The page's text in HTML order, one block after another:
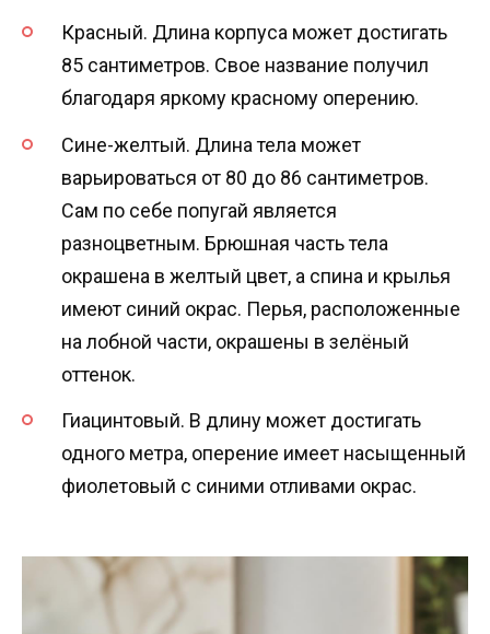
Красный. Длина корпуса может достигать
85 сантиметров. Свое название получил
благодаря яркому красному оперению.
Сине-желтый. Длина тела может
варьироваться от 80 до 86 сантиметров.
Сам по себе попугай является
разноцветным. Брюшная часть тела
окрашена в желтый цвет, а спина и крылья
имеют синий окрас. Перья, расположенные
на лобной части, окрашены в зелёный
оттенок.
Гиацинтовый. В длину может достигать
одного метра, оперение имеет насыщенный
фиолетовый с синими отливами окрас.